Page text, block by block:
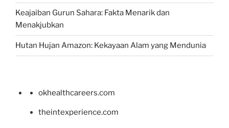
Keajaiban Gurun Sahara: Fakta Menarik dan
Menakjubkan
Hutan Hujan Amazon: Kekayaan Alam yang Mendunia
okhealthcareers.com
theintexperience.com